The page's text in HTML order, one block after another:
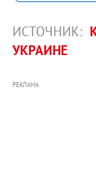
ИСТОЧНИК:
УКРАИНЕ
РЕКЛАМА